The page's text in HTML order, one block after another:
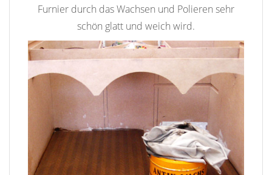
Furnier durch das Wachsen und Polieren sehr
schön glatt und weich wird.